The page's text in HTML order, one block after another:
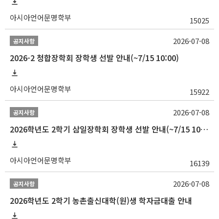
아시아언어문명학부 15025
공지사항
2026-2 청합장학회 장학생 선발 안내(~7/15 10:00)
아시아언어문명학부 15922
2026-07-08
공지사항
2026학년도 2학기 삼일장학회 장학생 선발 안내(~7/15 10:00)
아시아언어문명학부 16139
2026-07-08
공지사항
2026학년도 2학기 농촌출신대학(원)생 학자금대출 안내
2026-07-08